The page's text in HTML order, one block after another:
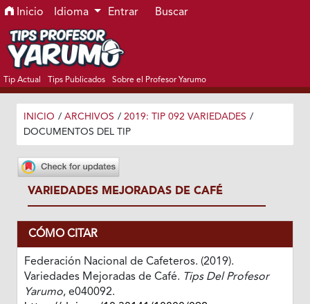
Ir al menú de navegación principal
Ir al contenido principal
Ir al pie de página del sitio
Inicio Idioma Entrar Buscar
Tip Actual Tips Publicados Sobre el Profesor Yarumo
INICIO / ARCHIVOS / 2019: TIP 092 VARIEDADES /
DOCUMENTOS DEL TIP
VARIEDADES MEJORADAS DE CAFÉ
CÓMO CITAR
Federación Nacional de Cafeteros. (2019).
Variedades Mejoradas de Café. Tips Del Profesor
Yarumo, e040092.